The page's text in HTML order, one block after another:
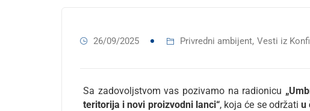
26/09/2025 Privredni ambijent, Vesti iz
Sa zadovoljstvom vas pozivamo na radionicu
teritorija i novi proizvodni lanci“, koja će se održatiu